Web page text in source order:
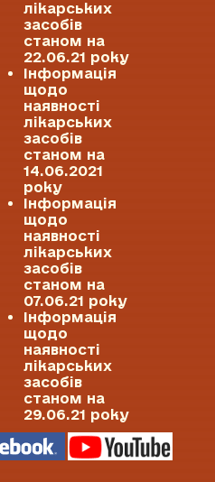
лікарських
засобів
станом на
22.06.21 року
Інформація
щодо
наявності
лікарських
засобів
станом на
14.06.2021
року
Інформація
щодо
наявності
лікарських
засобів
станом на
07.06.21 року
Інформація
щодо
наявності
лікарських
засобів
станом на
29.06.21 року